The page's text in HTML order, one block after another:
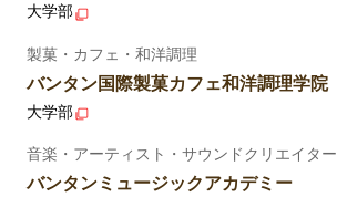
大学部
製菓・カフェ・和洋調理
バンタン国際製菓カフェ和洋調理学院
大学部
音楽・アーティスト・サウンドクリエイター
バンタンミュージックアカデミー